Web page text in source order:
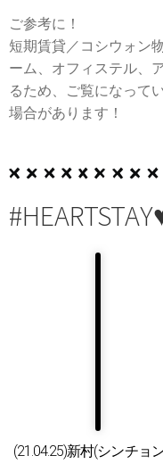
ご参考に！
短期賃貸／コシウォン
ーム、オフィステル、
るため、ご覧になって
場合があります！
(21.04.25)新村(シンチョ